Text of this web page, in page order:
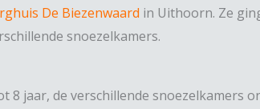
De Biezenwaard in Uithoorn. Ze
snoezelkamers.
jaar, de verschillende snoezelkamers